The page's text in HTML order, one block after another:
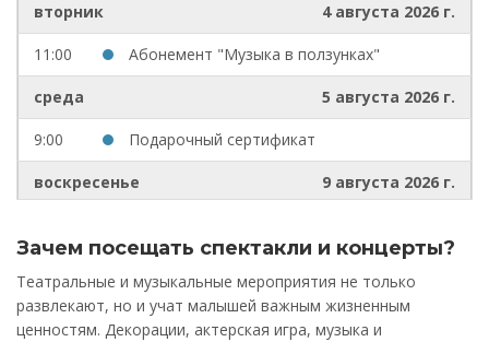
вторник 4 августа 2026 г.
11:00 Абонемент "Музыка в ползунках"
среда 5 августа 2026 г.
9:00 Подарочный сертификат
воскресенье 9 августа 2026 г.
Корсакова
15:00
Игровая прогулка «Загадочные обитатели
Летнего сада»
Зачем посещать спектакли и концерты?
Театральные и музыкальные мероприятия не только
развлекают, но и учат малышей важным жизненным
ценностям. Декорации, актерская игра, музыка и